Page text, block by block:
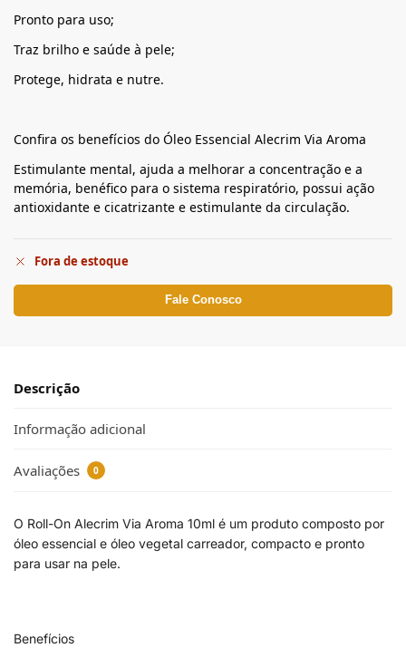
Pronto para uso;
Traz brilho e saúde à pele;
Protege, hidrata e nutre.
Confira os benefícios do Óleo Essencial Alecrim Via Aroma
Estimulante mental, ajuda a melhorar a concentração e a
memória, benéfico para o sistema respiratório, possui ação
antioxidante e cicatrizante e estimulante da circulação.
Fora de estoque
Fale Conosco
Descrição
Informação adicional
Avaliações 0
O Roll-On Alecrim Via Aroma 10ml é um produto composto por
óleo essencial e óleo vegetal carreador, compacto e pronto
para usar na pele.
Benefícios